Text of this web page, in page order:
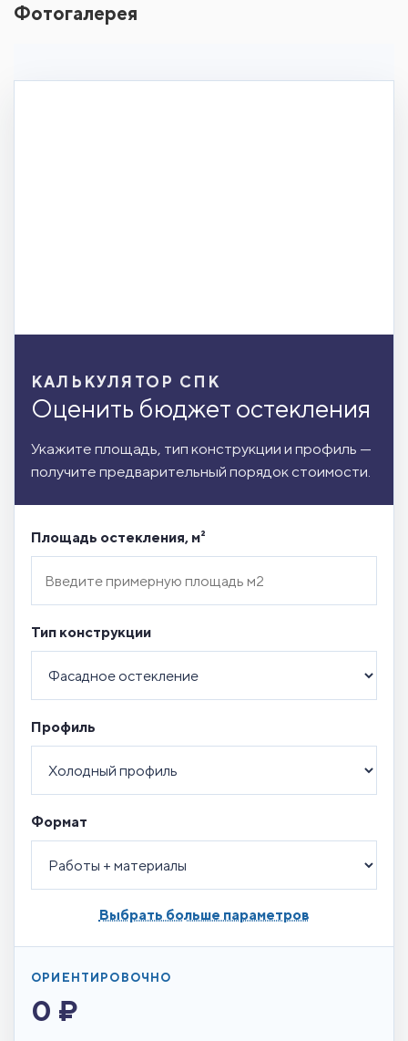
Фотогалерея
КАЛЬКУЛЯТОР СПК
Оценить бюджет остекления
Укажите площадь, тип конструкции и профиль —
получите предварительный порядок стоимости.
Площадь остекления, м²
Тип конструкции
Профиль
Формат
Выбрать больше параметров
ОРИЕНТИРОВОЧНО
0 ₽